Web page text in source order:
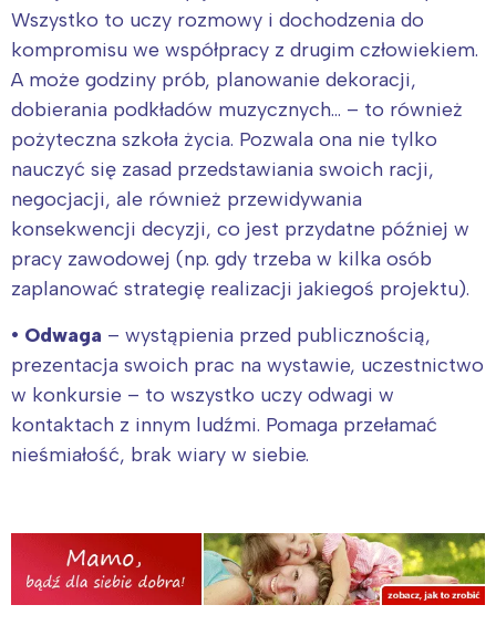
Wszystko to uczy rozmowy i dochodzenia do
kompromisu we współpracy z drugim człowiekiem.
A może godziny prób, planowanie dekoracji,
dobierania podkładów muzycznych… – to również
pożyteczna szkoła życia. Pozwala ona nie tylko
nauczyć się zasad przedstawiania swoich racji,
negocjacji, ale również przewidywania
konsekwencji decyzji, co jest przydatne później w
pracy zawodowej (np. gdy trzeba w kilka osób
zaplanować strategię realizacji jakiegoś projektu).
• Odwaga – wystąpienia przed publicznością,
prezentacja swoich prac na wystawie, uczestnictwo
w konkursie – to wszystko uczy odwagi w
kontaktach z innym ludźmi. Pomaga przełamać
nieśmiałość, brak wiary w siebie.